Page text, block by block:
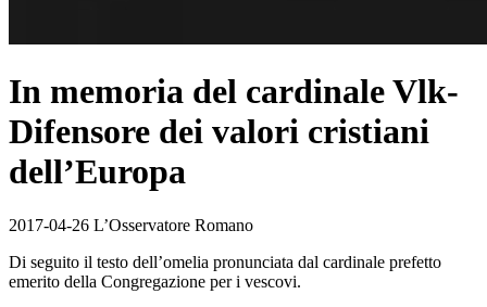
In memoria del cardinale Vlk-
Difensore dei valori cristiani
dell’Europa
2017-04-26 L’Osservatore Romano
Di seguito il testo dell’omelia pronunciata dal cardinale prefetto
emerito della Congregazione per i vescovi.